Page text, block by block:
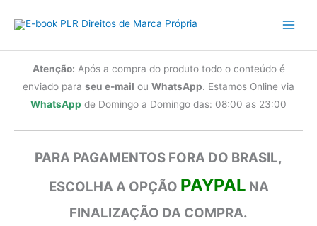
para
Atenção: Após a compra do produto todo o conteúdo é
enviado para seu e-mail ou WhatsApp. Estamos Online via
WhatsApp de Domingo a Domingo das: 08:00 as 23:00
PARA PAGAMENTOS FORA DO BRASIL,
ESCOLHA A OPÇÃO PAYPAL NA
FINALIZAÇÃO DA COMPRA.